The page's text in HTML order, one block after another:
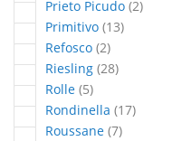
Prieto Picudo 2articles
Primitivo 13articles
Refosco 2articles
Riesling 28articles
Rolle 5articles
Rondinella 17articles
Roussane 7articles